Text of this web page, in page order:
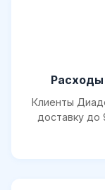
Клиенты
доставку до